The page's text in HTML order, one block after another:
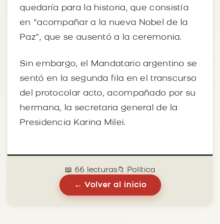
quedaría para la historia, que consistía
en “acompañar a la nueva Nobel de la
Paz”, que se ausentó a la ceremonia.
Sin embargo, el Mandatario argentino se
sentó en la segunda fila en el transcurso
del protocolar acto, acompañado por su
hermana, la secretaria general de la
Presidencia Karina Milei.
📖 66 lecturas📁 Política
← Volver al inicio